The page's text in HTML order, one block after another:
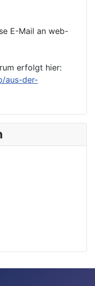
E-Mail an web-
erfolgt hier:
aus-der-